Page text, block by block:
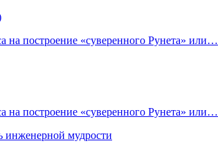
на построение «суверенного Рунета» или…
на построение «суверенного Рунета» или…
мудрости